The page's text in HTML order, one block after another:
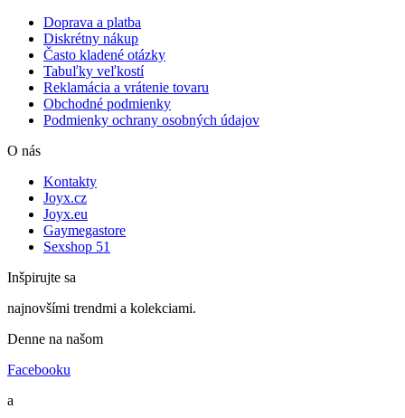
Doprava a platba
Diskrétny nákup
Často kladené otázky
Tabuľky veľkostí
Reklamácia a vrátenie tovaru
Obchodné podmienky
Podmienky ochrany osobných údajov
O nás
Kontakty
Joyx.cz
Joyx.eu
Gaymegastore
Sexshop 51
Inšpirujte sa
najnovšími trendmi a kolekciami.
Denne na našom
Facebooku
a